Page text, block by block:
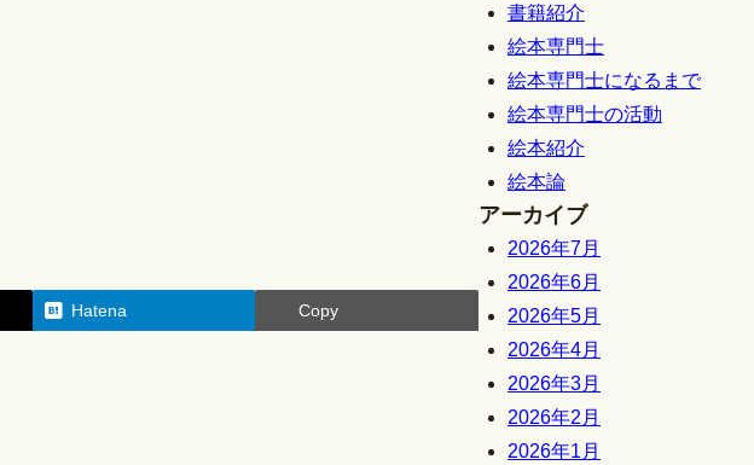
Hatena Copy
書籍紹介
絵本専門士
絵本専門士になるまで
絵本専門士の活動
絵本紹介
絵本論
アーカイブ
2026年7月
2026年6月
2026年5月
2026年4月
2026年3月
2026年2月
2026年1月